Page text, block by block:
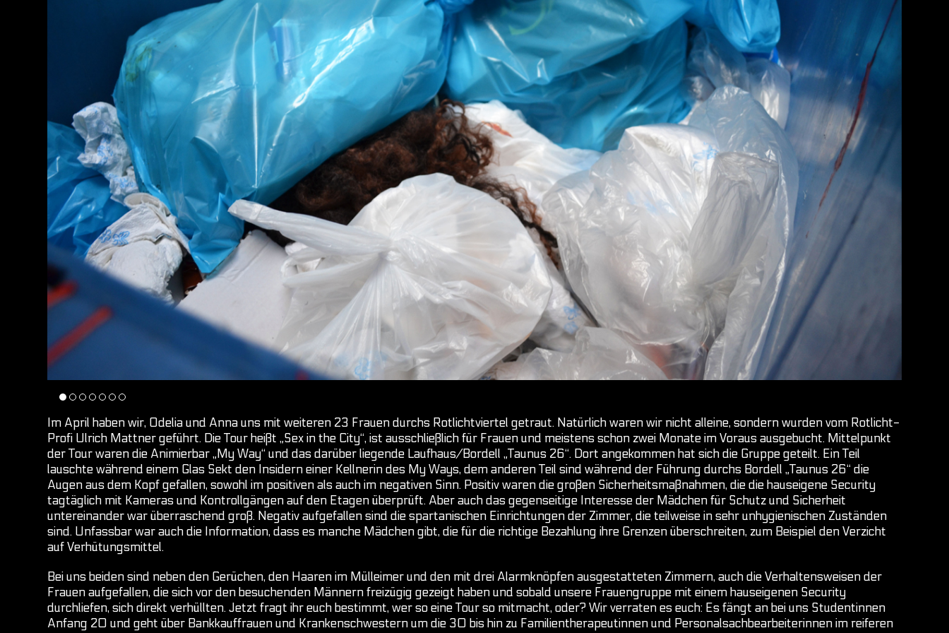
Im April haben wir, Odelia und Anna uns mit weiteren 23 Frauen durchs Rotlichtviertel getraut. Natürlich waren wir nicht alleine, sondern wurden vom Rotlicht-
Profi Ulrich Mattner geführt. Die Tour heißt „Sex in the City“, ist ausschließlich für Frauen und meistens schon zwei Monate im Voraus ausgebucht. Mittelpunkt
der Tour waren die Animierbar „My Way“ und das darüber liegende Laufhaus/Bordell „Taunus 26“. Dort angekommen hat sich die Gruppe geteilt. Ein Teil
lauschte während einem Glas Sekt den Insidern einer Kellnerin des My Ways, dem anderen Teil sind während der Führung durchs Bordell „Taunus 26“ die
Augen aus dem Kopf gefallen, sowohl im positiven als auch im negativen Sinn. Positiv waren die großen Sicherheitsmaßnahmen, die die hauseigene Security
tagtäglich mit Kameras und Kontrollgängen auf den Etagen überprüft. Aber auch das gegenseitige Interesse der Mädchen für Schutz und Sicherheit
untereinander war überraschend groß. Negativ aufgefallen sind die spartanischen Einrichtungen der Zimmer, die teilweise in sehr unhygienischen Zuständen
sind. Unfassbar war auch die Information, dass es manche Mädchen gibt, die für die richtige Bezahlung ihre Grenzen überschreiten, zum Beispiel den Verzicht
auf Verhütungsmittel.
Bei uns beiden sind neben den Gerüchen, den Haaren im Mülleimer und den mit drei Alarmknöpfen ausgestatteten Zimmern, auch die Verhaltensweisen der
Frauen aufgefallen, die sich vor den besuchenden Männern freizügig gezeigt haben und sobald unsere Frauengruppe mit einem hauseigenen Security
durchliefen, sich direkt verhüllten. Jetzt fragt ihr euch bestimmt, wer so eine Tour so mitmacht, oder? Wir verraten es euch: Es fängt an bei uns Studentinnen
Anfang 20 und geht über Bankkauffrauen und Krankenschwestern um die 30 bis hin zu Familientherapeutinnen und Personalsachbearbeiterinnen im reiferen